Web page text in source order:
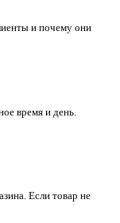
и почему они
время и день.
Если товар не